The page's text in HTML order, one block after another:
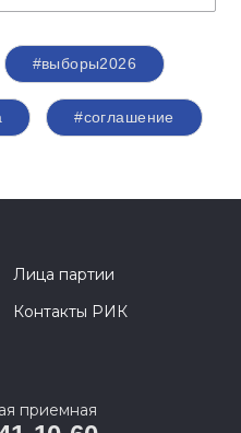
#выборы2026
#соглашение
Лица партии
Контакты РИК
приемная